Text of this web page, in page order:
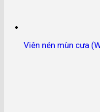
Viên nén mùn cưa